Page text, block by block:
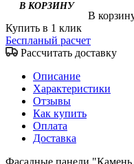
В
Купить в 1 клик
Беспланый расчет
Рассчитать доставку
Описание
Характеристики
Отзывы
Как купить
Оплата
Доставка
Фасадные панели "Камень